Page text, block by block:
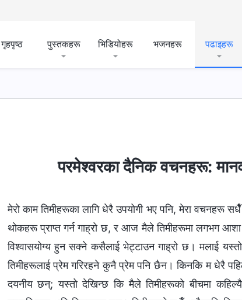
गृहपृष्ठ पुस्तकहरू भिडियोहरू भजनहरू पढाइहरू
परमेश्‍वरका दैनिक वचनहरू:
मेरो काम तिमीहरूका लागि धेरै उपयोगी भए पनि, मेरा वचनहरू सधैँ
थोकहरू प्राप्त गर्न गाह्रो छ, र आज मैले तिमीहरूमा लगभग
विश्‍वासयोग्य हुन सक्ने कसैलाई भेट्टाउन गाह्रो छ। मलाई
तिमीहरूलाई प्रेम गरिरहने कुनै प्रेम पनि छैन। किनकि म धेरै
दयनीय छन्; यस्तो देखिन्छ कि मैले तिमीहरूको बीचमा